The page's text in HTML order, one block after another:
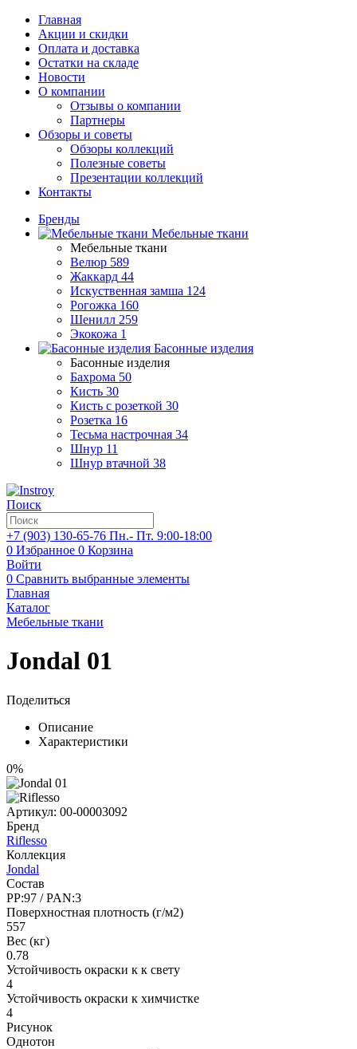
Главная
Акции и скидки
Оплата и доставка
Остатки на складе
Новости
О компании
Отзывы о компании
Партнеры
Обзоры и советы
Обзоры коллекций
Полезные советы
Презентации коллекций
Контакты
Бренды
Мебельные ткани
Мебельные ткани
Велюр 589
Жаккард 44
Искуственная замша 124
Рогожка 160
Шенилл 259
Экокожа 1
Басонные изделия
Басонные изделия
Бахрома 50
Кисть 30
Кисть с розеткой 30
Розетка 16
Тесьма настрочная 34
Шнур 11
Шнур втачной 38
Поиск
+7 (903) 130-65-76 Пн.- Пт. 9:00-18:00
0 Избранное 0 Корзина
Войти
0 Сравнить выбранные элементы
Главная
Каталог
Мебельные ткани
Jondal 01
Поделиться
Описание
Характеристики
0%
Артикул: 00-00003092
Бренд
Riflesso
Коллекция
Jondal
Состав
PP:97 / PAN:3
Поверхностная плотность (г/м2)
557
Вес (кг)
0.78
Устойчивость окраски к к свету
4
Устойчивость окраски к химчистке
4
Рисунок
Однотон